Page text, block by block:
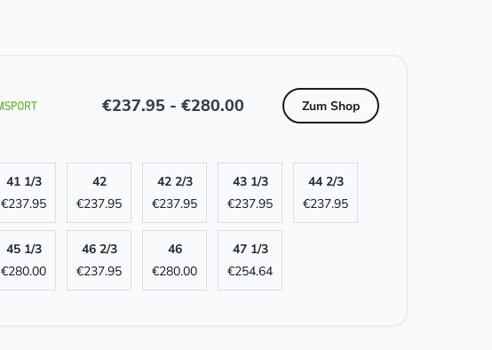
€237.95 - €280.00 Zum Shop
41 1/3
€237.95
42
€237.95
42 2/3
€237.95
43 1/3
€237.95
44 2/3
€237.95
45 1/3
€280.00
46 2/3
€237.95
46
€280.00
47 1/3
€254.64